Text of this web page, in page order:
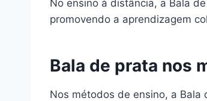
No ensino à distância, a Bala
promovendo a aprendizagem
Bala de prata nos
Nos métodos de ensino, a